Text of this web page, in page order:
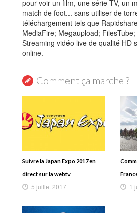
pour voir un film, une série TV, un
match de foot... sans utiliser de
téléchargement tels que
MediaFire; Megaupload;
Streaming vidéo live de qualité HD
online.
Comment ça marche ?
Suivre la Japan Expo 2017 en
direct sur la webtv
5 juillet 2017 1